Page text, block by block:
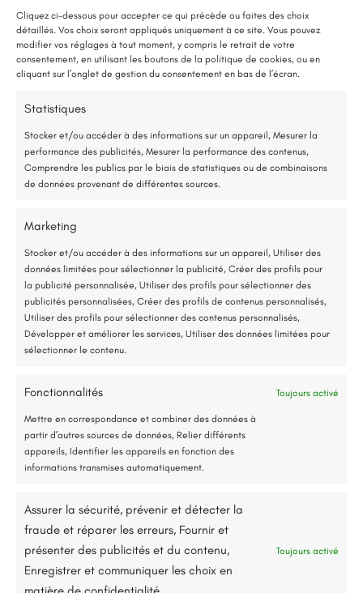
Cliquez ci-dessous pour accepter ce qui précède ou faites des choix
détaillés. Vos choix seront appliqués uniquement à ce site. Vous pouvez
modifier vos réglages à tout moment, y compris le retrait de votre
consentement, en utilisant les boutons de la politique de cookies, ou en
cliquant sur l’onglet de gestion du consentement en bas de l’écran.
Statistiques
Stocker et/ou accéder à des informations sur un appareil, Mesurer la
performance des publicités, Mesurer la performance des contenus,
Comprendre les publics par le biais de statistiques ou de combinaisons
de données provenant de différentes sources.
Marketing
Stocker et/ou accéder à des informations sur un appareil, Utiliser des
données limitées pour sélectionner la publicité, Créer des profils pour
la publicité personnalisée, Utiliser des profils pour sélectionner des
publicités personnalisées, Créer des profils de contenus personnalisés,
Utiliser des profils pour sélectionner des contenus personnalisés,
Développer et améliorer les services, Utiliser des données limitées pour
sélectionner le contenu.
Fonctionnalités Toujours activé
Mettre en correspondance et combiner des données à
partir d’autres sources de données, Relier différents
appareils, Identifier les appareils en fonction des
informations transmises automatiquement.
Assurer la sécurité, prévenir et détecter la
fraude et réparer les erreurs, Fournir et
présenter des publicités et du contenu,
Enregistrer et communiquer les choix en
Toujours activé
Rénovation d’un plafond
après une fuite d’eau
Détails du projet
Peinture
plafond
5 février 2026
Nous contacter
Nous avons réalisé la rénovation complète et la
reprise de peinture d’un plafond endommagé
Une pompe à chaleur (PAC) utilise très peu d’électricité : elle consomme
environ 1 kWh pour générer 4 kWh de chaleur.
Une solution performante et économique
75 % de l’énergie provient des calories naturellement présentes dans
Étude gratuite et sans engagement
*Aides de l’État disponibles selon votre revenu fiscal
Accompagnement administratif et financier complet
Jusqu’à 80% de prise en charge*